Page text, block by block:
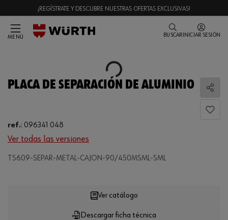
¡REGÍSTRATE Y DESCUBRE NUESTRAS OFERTAS EXCLUSIVAS!
MENÚ BUSCAR INICIAR SESIÓN
Loading...
PLACA DE SEPARACIÓN DE ALUMINIO
ref.: 096341 048
Ver todas las versiones
TS609-SEPAR-METAL-CAJON-90/450MSML-SML
Descargar ficha técnica
Ver catálogo